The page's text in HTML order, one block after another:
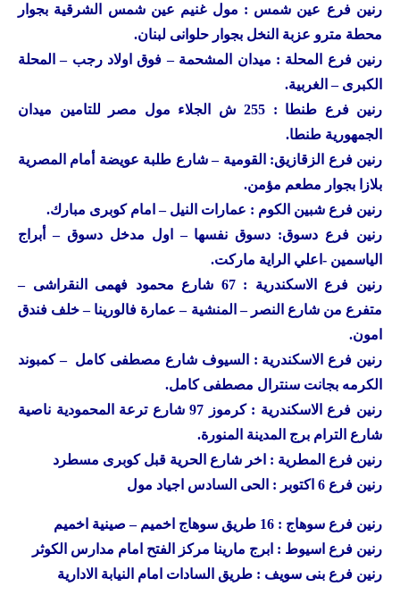
رنين فرع عين شمس : مول غنيم عين شمس الشرقية بجوار
محطة مترو عزبة النخل بجوار حلوانى لبنان.
رنين فرع المحلة : ميدان المشحمة – فوق اولاد رجب – المحلة
الكبرى – الغربية.
رنين
فرع طنطا : 255 ش الجلاء مول مصر للتامين ميدان
الجمهورية طنطا.
رنين فرع الزقازيق: القومية – شارع طلبة عويضة أمام المصرية
بلازا بجوار مطعم مؤمن.
رنين فرع شبين الكوم : عمارات النيل – امام كوبرى مبارك.
رنين فرع دسوق: دسوق نفسها – اول مدخل دسوق – أبراج
الياسمين -اعلي الراية ماركت.
رنين
فرع الاسكندرية : 67 شارع محمود فهمى النقراشى –
متفرع من شارع النصر – المنشية – عمارة فالورينا – خلف فندق
امون.
رنين فرع الاسكندرية : السيوف شارع مصطفى كامل – كمبوند
الكرمه بجانت سنترال مصطفى كامل.
رنين
فرع الاسكندرية : كرموز 97 شارع ترعة المحمودية ناصية
شارع الترام برج المدينة المنورة.
رنين فرع المطرية : اخر شارع الحرية قبل كوبرى مسطرد
رنين فرع 6 اكتوبر : الحى السادس اجياد مول
رنين فرع سوهاج : 16 طريق سوهاج اخميم – صينية اخميم
رنين فرع اسيوط : ابرج مارينا مركز الفتح امام مدارس الكوثر
رنين فرع بنى سويف : طريق السادات امام النيابة الادارية